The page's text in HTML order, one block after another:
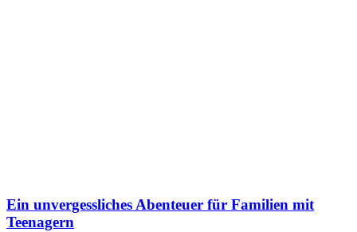
Ein unvergessliches Abenteuer für Familien mit
Teenagern